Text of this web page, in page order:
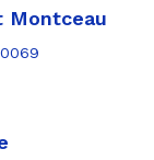
Montceau